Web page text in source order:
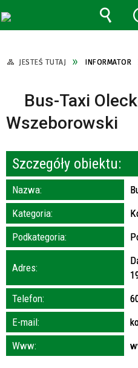
JESTEŚ TUTAJ INFORMATOR
Bus-Taxi
Wszeborowski
Szczegóły obiektu:
Nazwa:
Kategoria:
Podkategoria:
Adres:
Telefon:
E-mail:
Www: